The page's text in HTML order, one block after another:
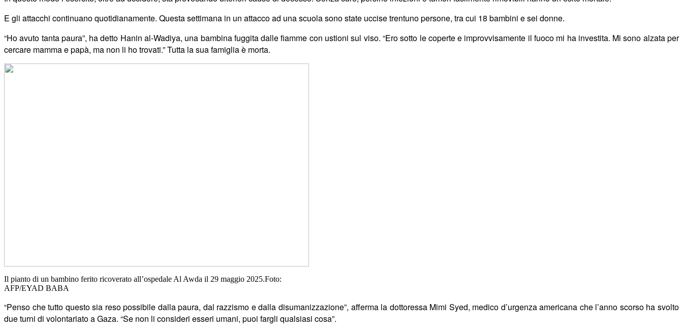
E gli attacchi continuano quotidianamente. Questa settimana in un attacco ad una scuola sono state uccise trentuno persone, tra cui 18 bambini e sei donne.
“Ho avuto tanta paura”, ha detto Hanin al-Wadiya, una bambina fuggita dalle fiamme con ustioni sul viso. “Ero sotto le coperte e improvvisamente il fuoco mi ha investita. Mi sono alzata per
cercare mamma e papà, ma non li ho trovati.” Tutta la sua famiglia è morta.
Il pianto di un bambino ferito ricoverato all’ospedale Al Awda il 29 maggio 2025.Foto:
AFP/EYAD BABA
“Penso che tutto questo sia reso possibile dalla paura, dal razzismo e dalla disumanizzazione”, afferma la dottoressa Mimi Syed, medico d’urgenza americana che l’anno scorso ha svolto
due turni di volontariato a Gaza. “Se non li consideri esseri umani, puoi fargli qualsiasi cosa”.